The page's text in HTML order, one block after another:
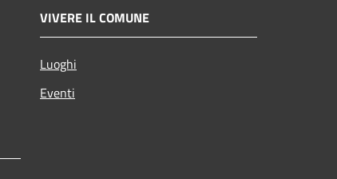
VIVERE IL COMUNE
Luoghi
Eventi